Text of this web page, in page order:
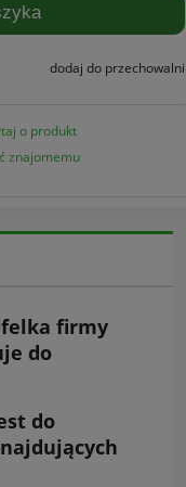
dodaj do przechowalni
o produkt
znajomemu
firmy
do
do